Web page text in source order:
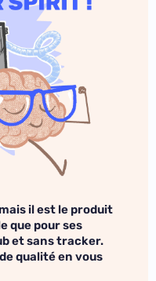
il est le produit
que pour ses
et sans tracker.
qualité en vous